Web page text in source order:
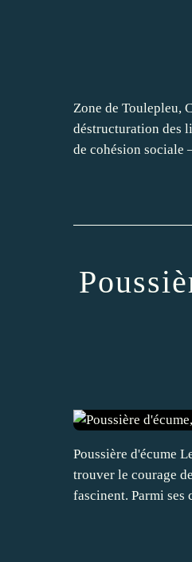
Zone de Toulepleu,
déstructuration des
de cohésion sociale
Poussière d'écume
trouver le courage
fascinent. Parmi ses